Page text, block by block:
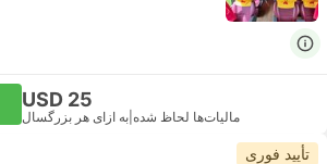
USD 25
مالیات‌ها لحاظ شده به ازای هر بزرگسال
تأیید فوری